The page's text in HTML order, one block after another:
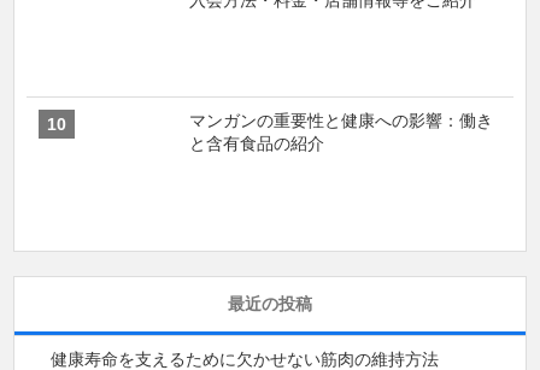
マンガンの重要性と健康への影響：働き
と含有食品の紹介
最近の投稿
健康寿命を支えるために欠かせない筋肉の維持方法